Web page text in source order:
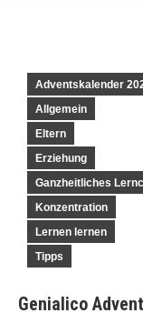
Adventskalender
Allgemein
Eltern
Erziehung
Ganzheitliches
Konzentration
Lernen lernen
Tipps
Genialico